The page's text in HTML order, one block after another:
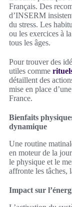
Français. Des
d’INSERM
du stress. Les
ou les exercices à
tous les âges.
Pour trouver des
utiles comme
détaillent des
mise en place
France.
Bienfaits
dynamique
Une routine
en moteur de la
le physique et le
affronte les tâches,
Impact sur